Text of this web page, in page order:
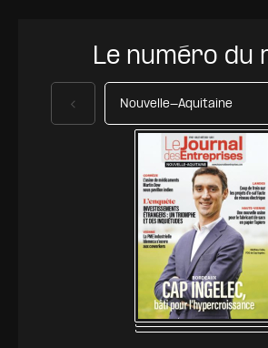
Le numéro du
Précédent